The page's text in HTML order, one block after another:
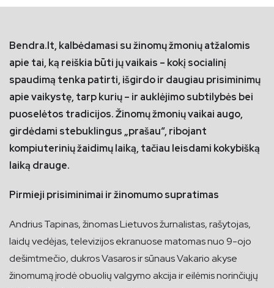
Bendra.lt, kalbėdamasi su žinomų žmonių atžalomis
apie tai, ką reiškia būti jų vaikais – kokį socialinį
spaudimą tenka patirti, išgirdo ir daugiau prisiminimų
apie vaikystę, tarp kurių – ir auklėjimo subtilybės bei
puoselėtos tradicijos. Žinomų žmonių vaikai augo,
girdėdami stebuklingus „prašau“, ribojant
kompiuterinių žaidimų laiką, tačiau leisdami kokybišką
laiką drauge.
Pirmieji prisiminimai ir žinomumo supratimas
Andrius Tapinas, žinomas Lietuvos žurnalistas, rašytojas,
laidų vedėjas, televizijos ekranuose matomas nuo 9-ojo
dešimtmečio, dukros Vasaros ir sūnaus Vakario akyse
žinomumą įrodė obuolių valgymo akcija ir eilėmis norinčiųjų